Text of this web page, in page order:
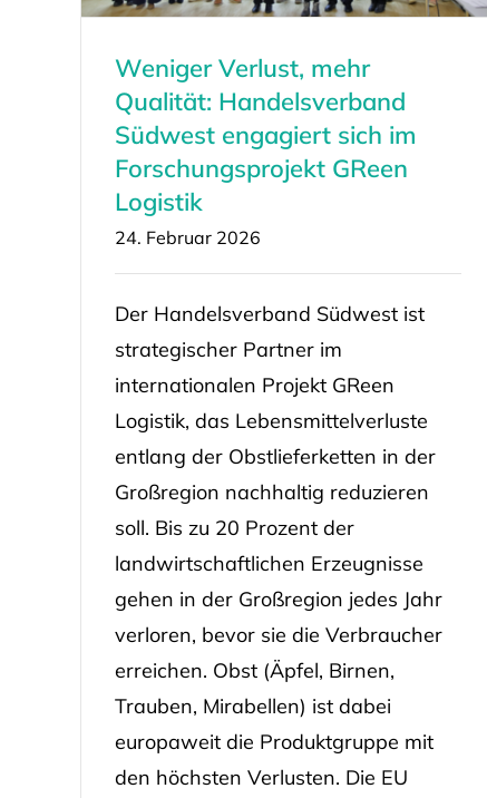
Weniger Verlust, mehr
Qualität: Handelsverband
Südwest engagiert sich im
Forschungsprojekt GReen
Logistik
24. Februar 2026
Der Handelsverband Südwest ist
strategischer Partner im
internationalen Projekt GReen
Logistik, das Lebensmittelverluste
entlang der Obstlieferketten in der
Großregion nachhaltig reduzieren
soll. Bis zu 20 Prozent der
landwirtschaftlichen Erzeugnisse
gehen in der Großregion jedes Jahr
verloren, bevor sie die Verbraucher
erreichen. Obst (Äpfel, Birnen,
Trauben, Mirabellen) ist dabei
europaweit die Produktgruppe mit
den höchsten Verlusten. Die EU